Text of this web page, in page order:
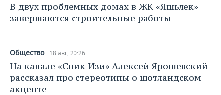
В двух проблемных домах в ЖК «Яшьлек»
завершаются строительные работы
Общество 18 авг, 20:26
На канале «Спик Изи» Алексей Ярошевский
рассказал про стереотипы о шотландском
акценте